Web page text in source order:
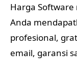
Harga
Anda
profesional,
email, garansi